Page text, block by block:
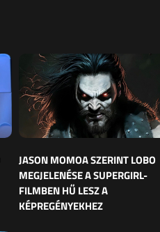
JASON MOMOA SZERINT LOBO
MEGJELENÉSE A SUPERGIRL-
FILMBEN HŰ LESZ A
KÉPREGÉNYEKHEZ